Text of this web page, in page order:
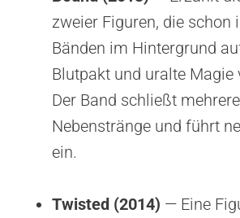
zweier Figuren, die schon
Bänden im Hintergrund
Blutpakt und uralte Magie
Der Band schließt
Nebenstränge und führt
ein.
Twisted (2014) — Eine